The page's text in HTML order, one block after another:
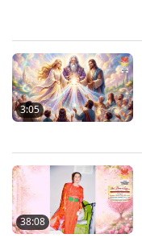
0:45
1:41
3:05
38:08